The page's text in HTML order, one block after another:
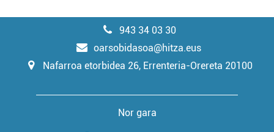
943 34 03 30
oarsobidasoa@hitza.eus
Nafarroa etorbidea 26, Errenteria-Orereta 20100
Nor gara